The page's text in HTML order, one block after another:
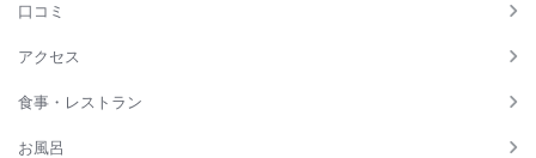
口コミ
アクセス
食事・レストラン
お風呂